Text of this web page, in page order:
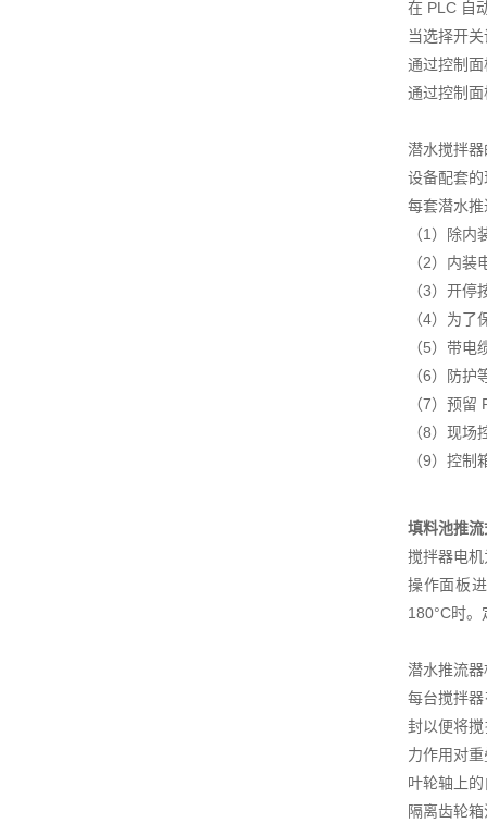
在 PLC 自
当选择开
通过控制
通过控制
潜水搅拌
设备配套
每套潜水
（1）除
（2）内
（3）开
（4）为
（5）带电
（6）防护
（7）预
（8）现
（9）控
填料池推
搅拌器电
操作面板
180°C时
潜水推流
每台搅拌
封以便将
力作用对
叶轮轴上
隔离齿轮